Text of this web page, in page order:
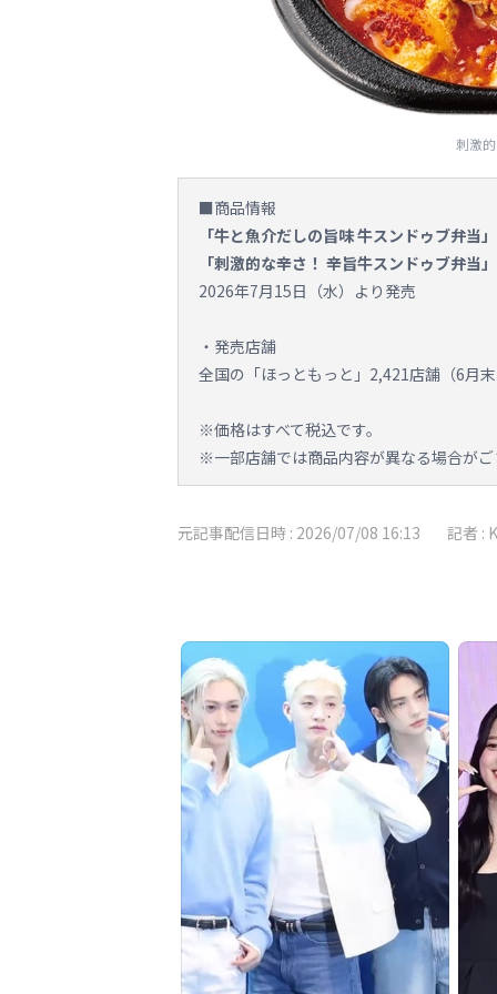
刺激
■商品情報
「牛と魚介だしの旨味 牛スンドゥブ弁当」
「刺激的な辛さ！ 辛旨牛スンドゥブ弁当」
2026年7月15日（水）より発売
・発売店舗
全国の「ほっともっと」2,421店舗（6月
※価格はすべて税込です。
※一部店舗では商品内容が異なる場合が
元記事配信日時 : 2026/07/08 16:13 記者 :